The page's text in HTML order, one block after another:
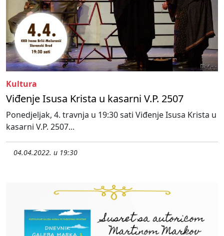
Kultura
Viđenje Isusa Krista u kasarni V.P. 2507
Ponedjeljak, 4. travnja u 19:30 sati Viđenje Isusa Krista u
kasarni V.P. 2507...
04.04.2022. u 19:30